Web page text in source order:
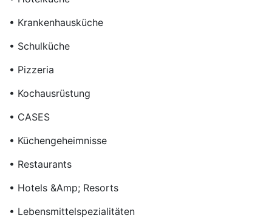
• Krankenhausküche
• Schulküche
• Pizzeria
• Kochausrüstung
• CASES
• Küchengeheimnisse
• Restaurants
• Hotels &amp; Resorts
• Lebensmittelspezialitäten